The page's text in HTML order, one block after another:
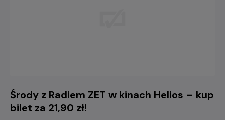
Środy z Radiem ZET w kinach Helios – kup
bilet za 21,90 zł!